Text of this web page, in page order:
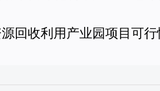
回收利用产业园项目可